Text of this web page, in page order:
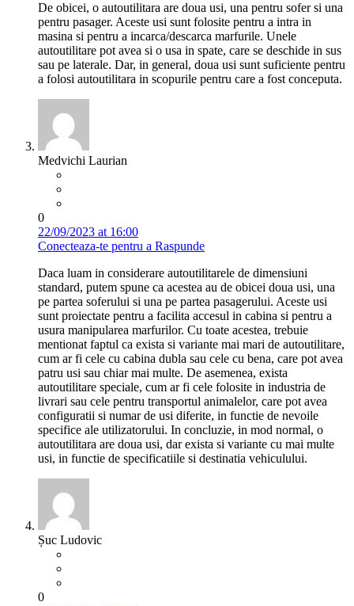
De obicei, o autoutilitara are doua usi, una pentru sofer si una
pentru pasager. Aceste usi sunt folosite pentru a intra in
masina si pentru a incarca/descarca marfurile. Unele
autoutilitare pot avea si o usa in spate, care se deschide in sus
sau pe laterale. Dar, in general, doua usi sunt suficiente pentru
a folosi autoutilitara in scopurile pentru care a fost conceputa.
Medvichi Laurian
0
22/09/2023 at 16:00
Conecteaza-te pentru a Raspunde
Daca luam in considerare autoutilitarele de dimensiuni
standard, putem spune ca acestea au de obicei doua usi, una
pe partea soferului si una pe partea pasagerului. Aceste usi
sunt proiectate pentru a facilita accesul in cabina si pentru a
usura manipularea marfurilor. Cu toate acestea, trebuie
mentionat faptul ca exista si variante mai mari de autoutilitare,
cum ar fi cele cu cabina dubla sau cele cu bena, care pot avea
patru usi sau chiar mai multe. De asemenea, exista
autoutilitare speciale, cum ar fi cele folosite in industria de
livrari sau cele pentru transportul animalelor, care pot avea
configuratii si numar de usi diferite, in functie de nevoile
specifice ale utilizatorului. In concluzie, in mod normal, o
autoutilitara are doua usi, dar exista si variante cu mai multe
usi, in functie de specificatiile si destinatia vehiculului.
Șuc Ludovic
0